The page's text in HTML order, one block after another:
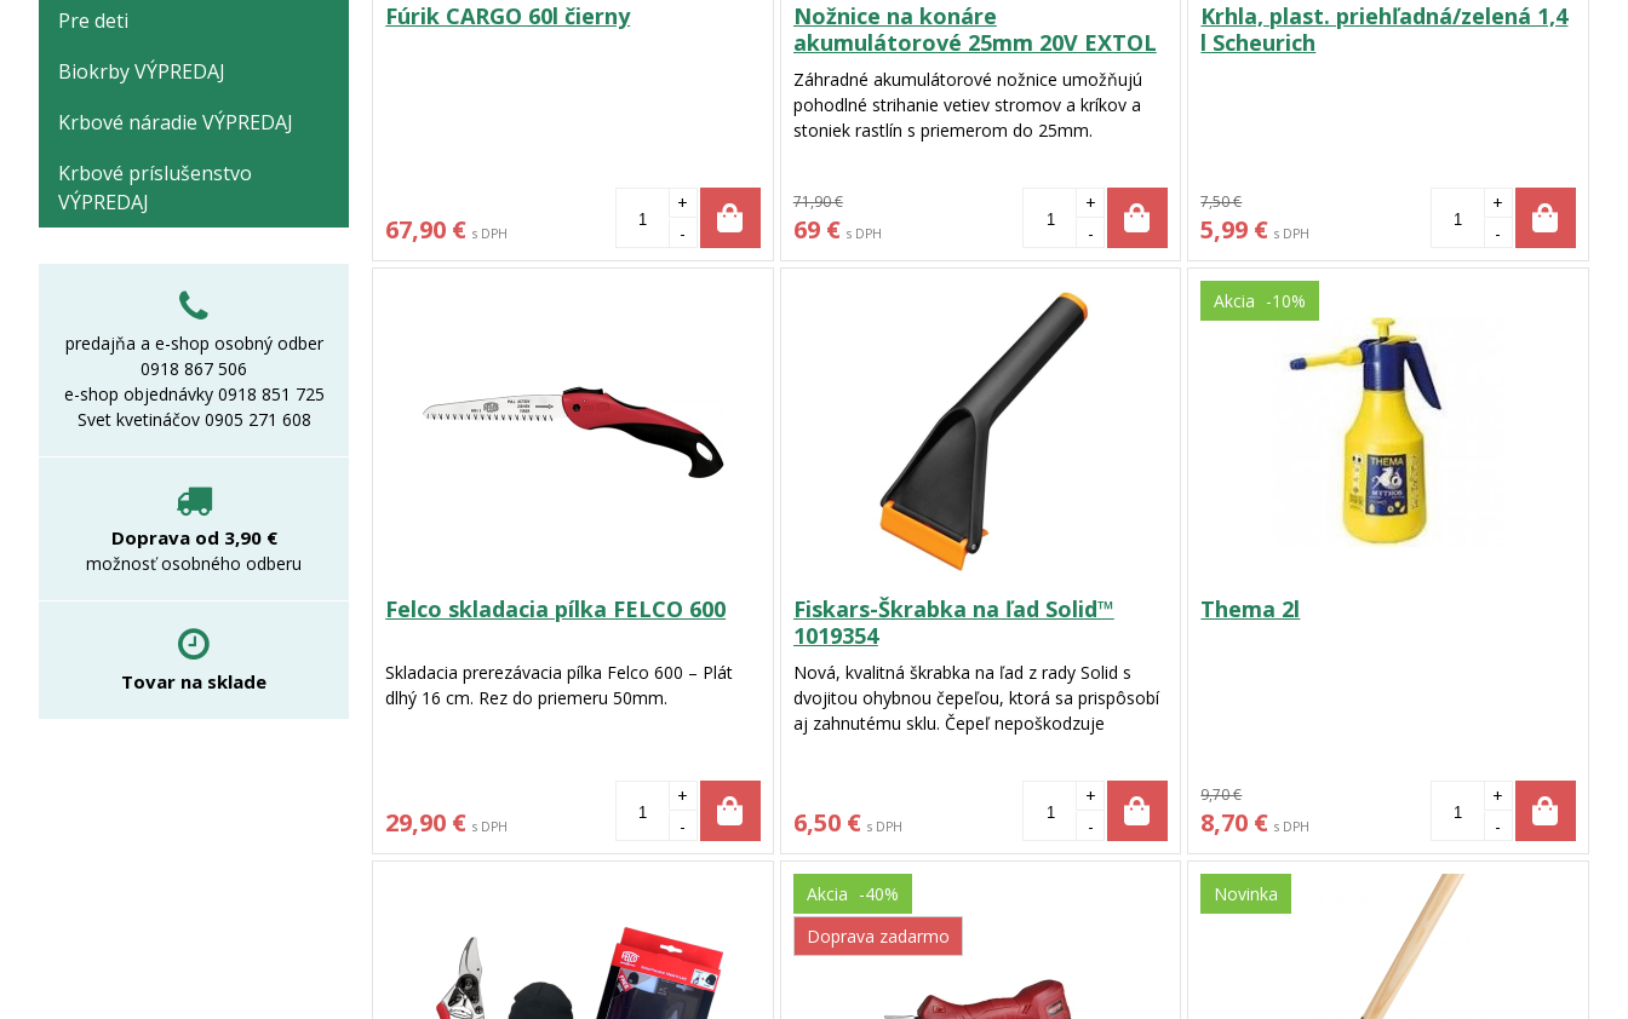
Fúrik CARGO 60l čierny
67,90 € s DPH
+
-
Nožnice na konáre
akumulátorové 25mm 20V EXTOL
CRAF
Záhradné akumulátorové nožnice umožňujú
pohodlné strihanie vetiev stromov a kríkov a
stoniek rastlín s priemerom do 25mm.
71,90 €
69 € s DPH
+
-
Krhla, plast. priehľadná/zelená 1,4
l Scheurich
7,50 €
5,99 € s DPH
+
-
Felco skladacia pílka FELCO 600
Skladacia prerezávacia pílka Felco 600 – Plát
dlhý 16 cm. Rez do priemeru 50mm.
29,90 € s DPH
+
-
Fiskars-Škrabka na ľad Solid™
1019354
Nová, kvalitná škrabka na ľad z rady Solid s
dvojitou ohybnou čepeľou, ktorá sa prispôsobí
aj zahnutému sklu. Čepeľ nepoškodzuje
6,50 € s DPH
+
-
Akcia -10%
Thema 2l
9,70 €
8,70 € s DPH
+
-
Akcia -40%
Doprava zadarmo
Novinka
Pre deti
Biokrby VÝPREDAJ
Krbové náradie VÝPREDAJ
Krbové príslušenstvo
VÝPREDAJ
predajňa a e-shop osobný odber
0918 867 506
e-shop objednávky 0918 851 725
Svet kvetináčov 0905 271 608
Doprava od 3,90 €
možnosť osobného odberu
Tovar na sklade